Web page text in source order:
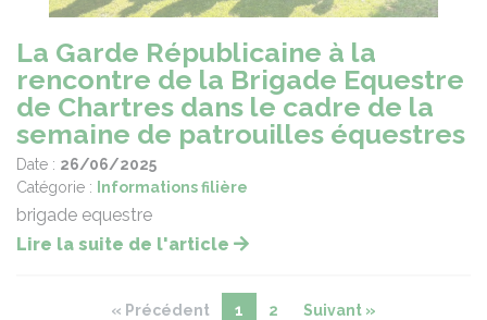
La Garde Républicaine à la
rencontre de la Brigade Equestre
de Chartres dans le cadre de la
semaine de patrouilles équestres
Date : 26/06/2025
Catégorie :
Informations filière
brigade equestre
Lire la suite de l'article
« Précédent 1 2 Suivant »